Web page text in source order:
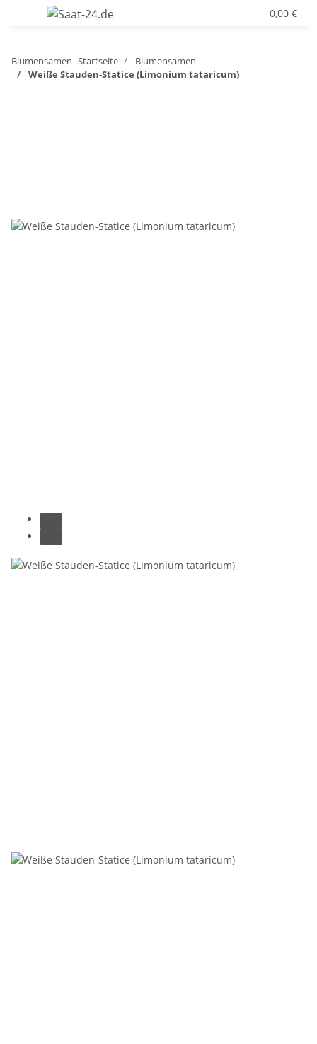
0,00 €
Blumensamen Startseite
Blumensamen
Weiße Stauden-Statice (Limonium tataricum)